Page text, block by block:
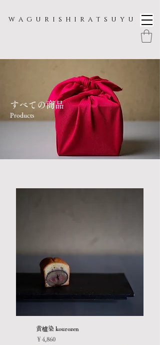
W A G U R I S H I R A T S U Y U
すべての商品
Products
黄櫨染 kourozen
価格
￥4,860